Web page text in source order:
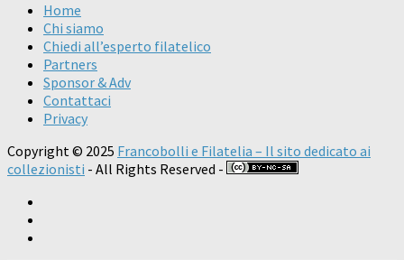
Home
Chi siamo
Chiedi all’esperto filatelico
Partners
Sponsor & Adv
Contattaci
Privacy
Copyright © 2025 Francobolli e Filatelia – Il sito dedicato ai
collezionisti - All Rights Reserved -